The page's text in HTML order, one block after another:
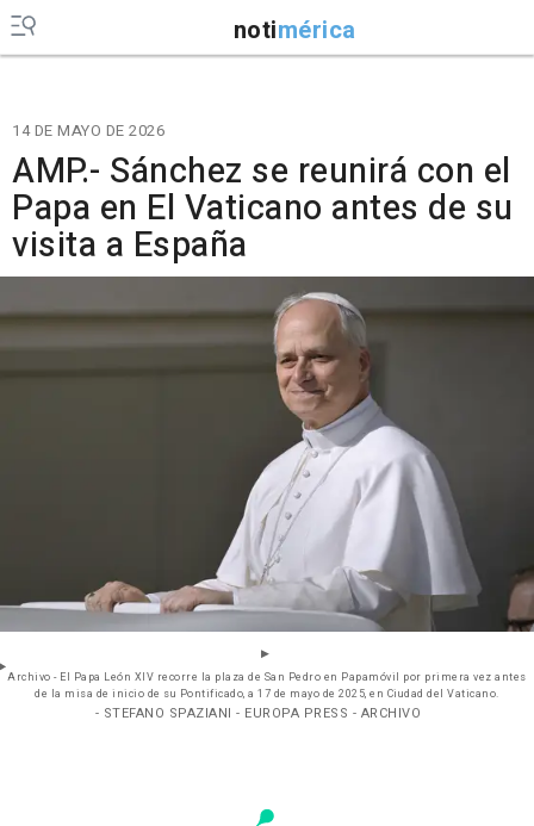
notimérica
14 DE MAYO DE 2026
AMP.- Sánchez se reunirá con el
Papa en El Vaticano antes de su
visita a España
Archivo - El Papa León XIV recorre la plaza de San Pedro en Papamóvil por primera vez antes
de la misa de inicio de su Pontificado, a 17 de mayo de 2025, en Ciudad del Vaticano.
- STEFANO SPAZIANI - EUROPA PRESS - ARCHIVO